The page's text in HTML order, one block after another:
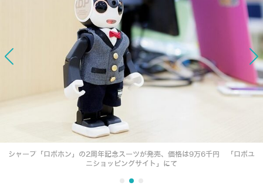
シャープ「ロボホン」の2周年記念スーツが発売、価格は9万6千円 「ロボユ
ニショッピングサイト」にて